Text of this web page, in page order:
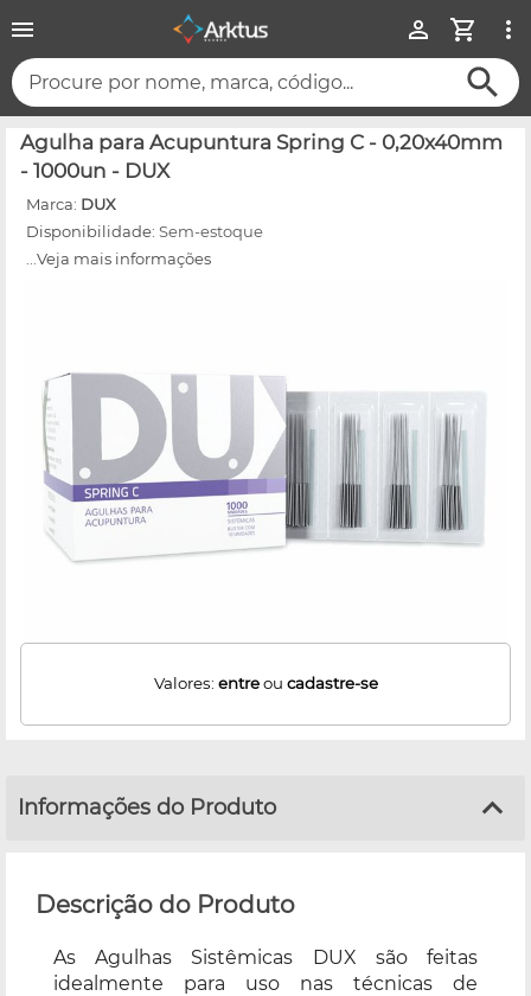
Procure por nome, marca, código...
Agulha para Acupuntura Spring C - 0,20x40mm
- 1000un - DUX
Marca: DUX
Disponibilidade: Sem-estoque
...Veja mais informações
Valores: entreou cadastre-se
Informações do Produto
Descrição do Produto
As Agulhas Sistêmicas DUX são feitas
idealmente para uso nas técnicas de